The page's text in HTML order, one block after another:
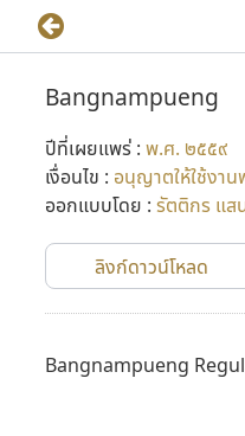
Bangnampueng
ปีที่เผยแพร่ : พ.ศ. ๒๕๕๙
เงื่อนไข : อนุญาตให้ใช้งา
ออกแบบโดย : รัตติกร แส
ลิงก์ดาวน์โหลด
Bangnampueng